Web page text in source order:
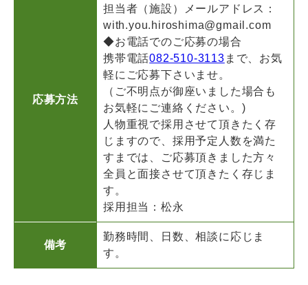
応募方法
担当者（施設）メールアドレス：
with.you.hiroshima@gmail.com
◆お電話でのご応募の場合
携帯電話082-510-3113 まで、お気
軽にご応募下さいませ。
（ご不明点が御座いました場合も
お気軽にご連絡ください。)
人物重視で採用させて頂きたく存
じますので、採用予定人数を満た
すまでは、ご応募頂きました方々
全員と面接させて頂きたく存じま
す。
採用担当：松永
備考
勤務時間、日数、相談に応じま
す。